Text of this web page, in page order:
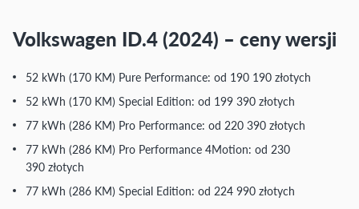
Volkswagen ID.4 (2024) – ceny wersji
52 kWh (170 KM) Pure Performance: od 190 190 złotych
52 kWh (170 KM) Special Edition: od 199 390 złotych
77 kWh (286 KM) Pro Performance: od 220 390 złotych
77 kWh (286 KM) Pro Performance 4Motion: od 230
390 złotych
77 kWh (286 KM) Special Edition: od 224 990 złotych